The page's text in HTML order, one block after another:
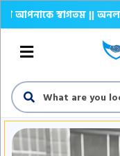
স্বাগতম || অনলাইনে